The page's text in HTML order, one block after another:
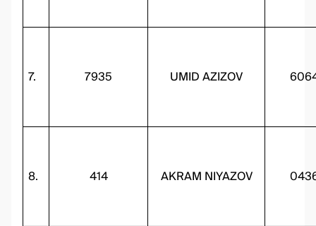
7. 7935 UMID AZIZOV
8. 414 AKRAM NIYAZOV